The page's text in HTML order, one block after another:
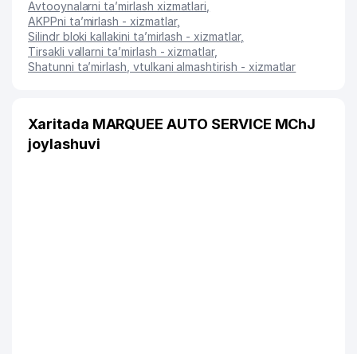
Avtooynalarni ta’mirlash xizmatlari
AKPPni ta’mirlash - xizmatlar,
Silindr bloki kallakini ta’mirlash - xizmatlar,
Tirsakli vallarni ta’mirlash - xizmatlar,
Shatunni ta’mirlash, vtulkani almashtirish - xizmatlar
Xaritada MARQUEE AUTO SERVICE MChJ
joylashuvi